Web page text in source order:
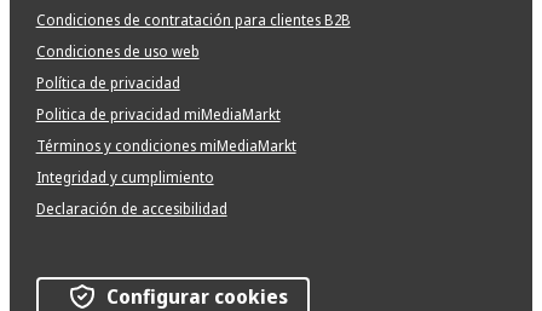
Condiciones de contratación para clientes B2B
Condiciones de uso web
Política de privacidad
Politica de privacidad miMediaMarkt
Términos y condiciones miMediaMarkt
Integridad y cumplimiento
Declaración de accesibilidad
Configurar cookies